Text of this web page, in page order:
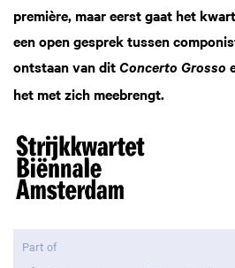
première, maar eerst gaat het
een open gesprek tussen
ontstaan van dit Concerto Grosso
het met zich meebrengt.
Part of